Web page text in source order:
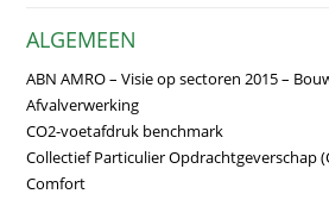
ALGEMEEN
ABN AMRO – Visie op sectoren 2015 –
Afvalverwerking
CO2-voetafdruk benchmark
Collectief Particulier Opdrachtgeverschap
Comfort